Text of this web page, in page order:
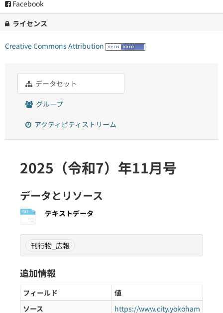
Facebook
ライセンス
Creative Commons Attribution
データセット
グループ
アクティビティストリーム
2025（令和7）年11月号
データとリソース
テキストデータ
刊行物_広報
追加情報
フィールド
値
ソース
https://www.city.yokoham